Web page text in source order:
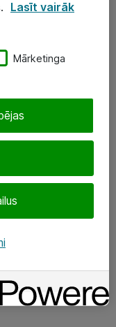
Lasīt vairāk
Mārketinga